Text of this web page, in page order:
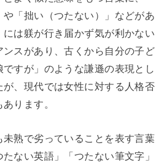
や「拙い（つたない）」などがあ
には躾が行き届かず気が利かない
スがあり、古くから自分の子ど
ですが」のような謙遜の表現とし
、現代では女性に対する人格否
ります。
熟で劣っていることを表す言葉
ない英語」「つたない筆文字」